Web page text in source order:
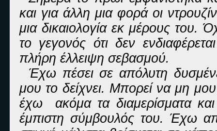
και για άλλη μια φορά οι
μια δικαιολογία εκ μέρους του.
το γεγονός ότι δεν
πλήρη έλλειψη σεβασμού.
Έχω πέσει σε απόλυτη
μου το δείχνει. Μπορεί να μη
έχω ακόμα τα διαμερίσματα
έμπιστη σύμβουλός του. Έχω